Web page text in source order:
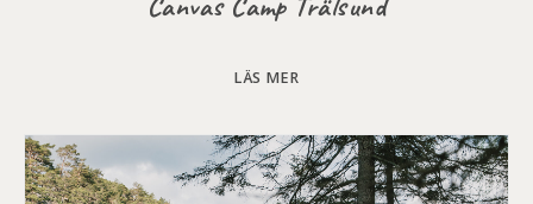
LÄS MER